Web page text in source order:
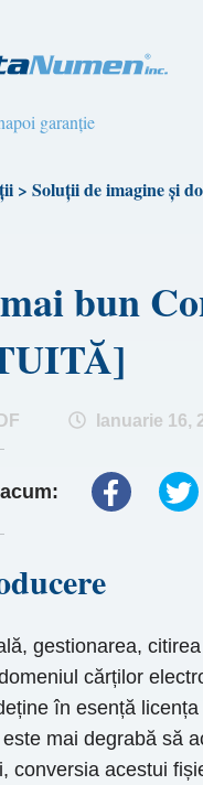
garanție
> Soluții de imagine și
bun
Ianuarie 16,
gestionarea,
cărților
în esență
mai degrabă să
conversia acestui